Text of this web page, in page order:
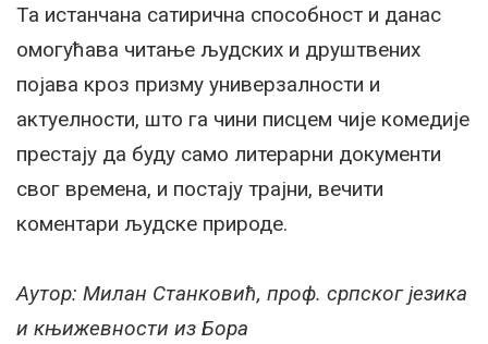
Та истанчана сатирична способност и данас
омогућава читање људских и друштвених
појава кроз призму универзалности и
актуелности, што га чини писцем чије комедије
престају да буду само литерарни документи
свог времена, и постају трајни, вечити
коментари људске природе.
Аутор: Милан Станковић, проф. српског језика
и књижевности из Бора